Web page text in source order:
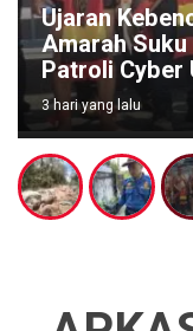
Ujaran
Amarah
Patroli Cyber
3 hari yang lalu